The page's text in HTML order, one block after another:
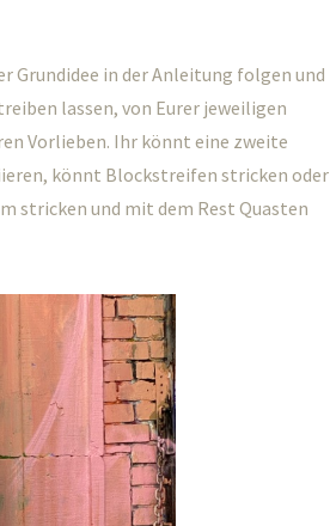
Grundidee in der Anleitung folgen und
lassen, von Eurer jeweiligen
Vorlieben. Ihr könnt eine zweite
könnt Blockstreifen stricken oder
stricken und mit dem Rest Quasten